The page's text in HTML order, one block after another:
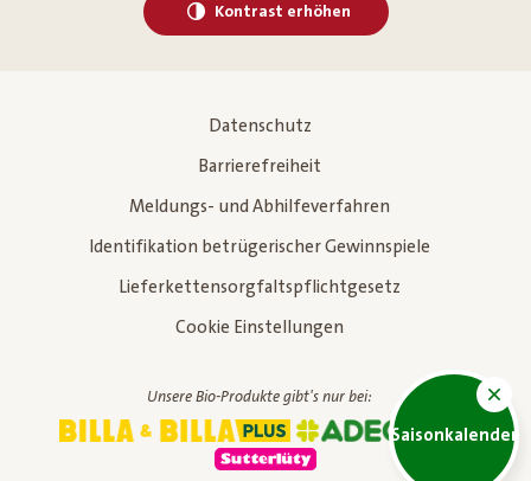
Saisonkalender
Kontrast erhöhen
Datenschutz
Barrierefreiheit
Meldungs- und Abhilfeverfahren
Identifikation betrügerischer Gewinnspiele
Lieferkettensorgfaltspflichtgesetz
Cookie Einstellungen
Unsere Bio-Produkte gibt's nur bei: